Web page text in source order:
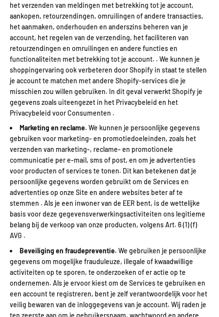
het verzenden van meldingen met betrekking tot je account,
aankopen, retourzendingen, omruilingen of andere transacties,
het aanmaken, onderhouden en anderszins beheren van je
account, het regelen van de verzending, het faciliteren van
retourzendingen en omruilingen en andere functies en
functionaliteiten met betrekking tot je account. . We kunnen je
shoppingervaring ook verbeteren door Shopify in staat te stellen
je account te matchen met andere Shopify-services die je
misschien zou willen gebruiken. In dit geval verwerkt Shopify je
gegevens zoals uiteengezet in het Privacybeleid en het
Privacybeleid voor Consumenten .
Marketing en reclame. We kunnen je persoonlijke gegevens
gebruiken voor marketing- en promotiedoeleinden, zoals het
verzenden van marketing-, reclame- en promotionele
communicatie per e-mail, sms of post, en om je advertenties
voor producten of services te tonen. Dit kan betekenen dat je
persoonlijke gegevens worden gebruikt om de Services en
advertenties op onze Site en andere websites beter af te
stemmen . Als je een inwoner van de EER bent, is de wettelijke
basis voor deze gegevensverwerkingsactiviteiten ons legitieme
belang bij de verkoop van onze producten, volgens Art. 6 (1) (f)
AVG .
Beveiliging en fraudepreventie. We gebruiken je persoonlijke
gegevens om mogelijke frauduleuze, illegale of kwaadwillige
activiteiten op te sporen, te onderzoeken of er actie op te
ondernemen. Als je ervoor kiest om de Services te gebruiken en
een account te registreren, bent je zelf verantwoordelijk voor het
veilig bewaren van de inloggegevens van je account. Wij raden je
ten zeerste aan om je gebruikersnaam, wachtwoord en andere